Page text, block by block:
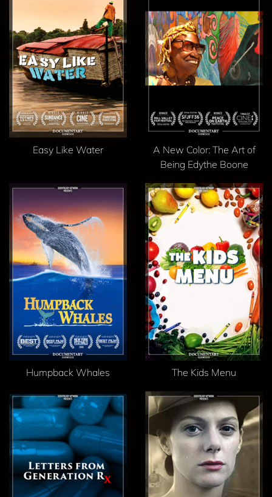
Easy Like Water
A New Color: The Art of
Being Edythe Boone
Humpback Whales The Kids Menu